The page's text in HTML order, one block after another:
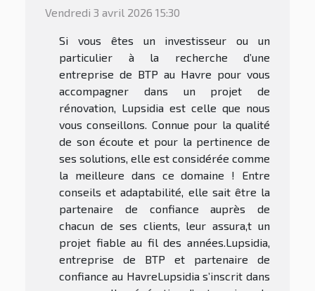
Vendredi 3 avril 2026 15:30
Si vous êtes un investisseur ou un
particulier à la recherche d’une
entreprise de BTP au Havre pour vous
accompagner dans un projet de
rénovation, Lupsidia est celle que nous
vous conseillons. Connue pour la qualité
de son écoute et pour la pertinence de
ses solutions, elle est considérée comme
la meilleure dans ce domaine ! Entre
conseils et adaptabilité, elle sait être la
partenaire de confiance auprès de
chacun de ses clients, leur assura,t un
projet fiable au fil des années.Lupsidia,
entreprise de BTP et partenaire de
confiance au HavreLupsidia s’inscrit dans